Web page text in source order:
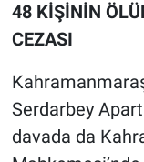
48 KİŞİNİN
CEZASI
Serdarbey
davada da